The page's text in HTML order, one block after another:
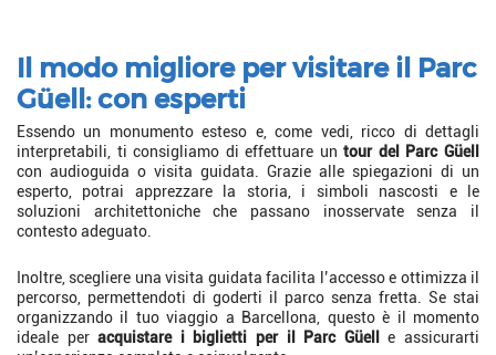
Il modo migliore per visitare il Parc
Güell: con esperti
Essendo un monumento esteso e, come vedi, ricco di dettagli
interpretabili, ti consigliamo di effettuare untour del Parc Güell
con audioguida o visita guidata. Grazie alle spiegazioni di un
esperto, potrai apprezzare la storia, i simboli nascosti e le
soluzioni architettoniche che passano inosservate senza il
contesto adeguato.
Inoltre, scegliere una visita guidata facilita l’accesso e ottimizza il
percorso, permettendoti di goderti il parco senza fretta. Se stai
organizzando il tuo viaggio a Barcellona, questo è il momento
ideale peracquistare i biglietti per il Parc Güell
e assicurarti